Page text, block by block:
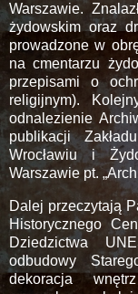
Warszawie.
żydowskim oraz
prowadzone w
na cmentarzu
przepisami o
religijnym).
odnalezienie
publikacji
Wrocławiu i
Warszawie pt.
Dalej przeczytają
Historycznego
Dziedzictwa
odbudowy
dekoracja